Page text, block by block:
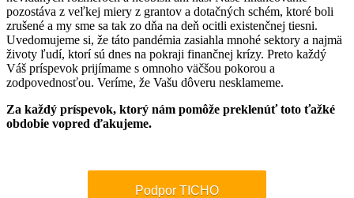
pozostáva z veľkej miery z grantov a dotačných schém, ktoré boli
zrušené a my sme sa tak zo dňa na deň ocitli existenčnej tiesni.
Uvedomujeme si, že táto pandémia zasiahla mnohé sektory a najmä
životy ľudí, ktorí sú dnes na pokraji finančnej krízy. Preto každý
Váš príspevok prijímame s omnoho väčšou pokorou a
zodpovednosťou. Veríme, že Vašu dôveru nesklameme.
Za každý príspevok, ktorý nám pomôže preklenúť toto ťažké
obdobie vopred ďakujeme.
Podpor TICHO